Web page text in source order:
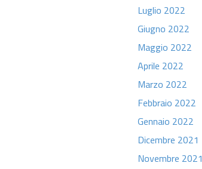
Luglio 2022
Giugno 2022
Maggio 2022
Aprile 2022
Marzo 2022
Febbraio 2022
Gennaio 2022
Dicembre 2021
Novembre 2021